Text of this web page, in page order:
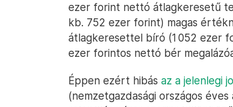
ezer forint nettó átlagkeresetű
kb. 752 ezer forint) magas
átlagkeresettel bíró (1 052 ezer
ezer forintos nettó bér
Éppen ezért hibás az a jelenlegi
(nemzetgazdasági országos